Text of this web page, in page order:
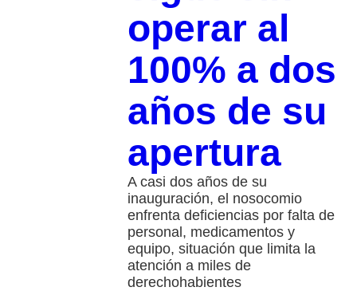
operar al
100% a dos
años de su
apertura
A casi dos años de su
inauguración, el nosocomio
enfrenta deficiencias por falta de
personal, medicamentos y
equipo, situación que limita la
atención a miles de
derechohabientes